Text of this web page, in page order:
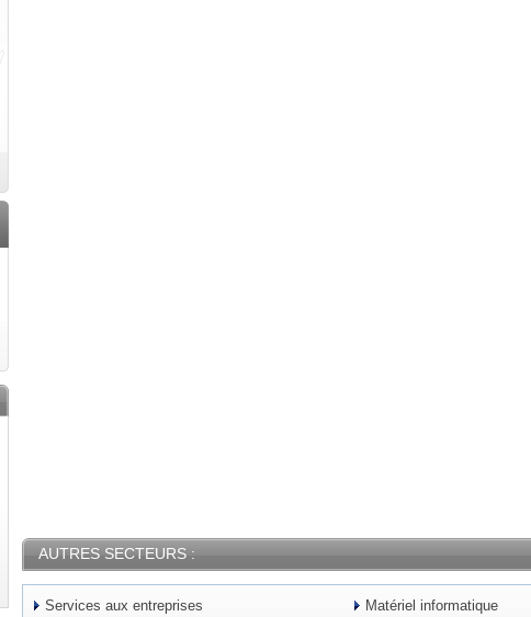
AUTRES SECTEURS :
Services aux entreprises
Matériel informatique